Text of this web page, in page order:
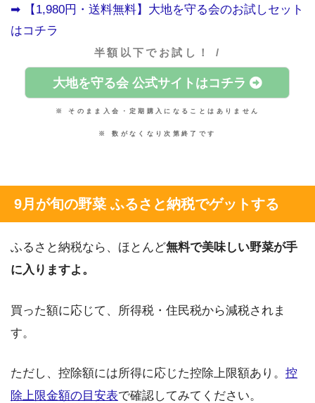
➡︎ 【1,980円・送料無料】大地を守る会のお試しセット
はコチラ
半額以下でお試し！ /
大地を守る会 公式サイトはコチラ
※ そのまま入会・定期購入になることはありません
※ 数がなくなり次第終了です
9月が旬の野菜 ふるさと納税でゲットする
ふるさと納税なら、ほとんど無料で美味しい野菜が手
に入りますよ。
買った額に応じて、所得税・住民税から減税されま
す。
ただし、控除額には所得に応じた控除上限額あり。 控
除上限金額の目安表で確認してみてください。